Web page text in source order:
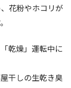
花粉やホコリが
乾燥」運転中に
干しの生乾き臭